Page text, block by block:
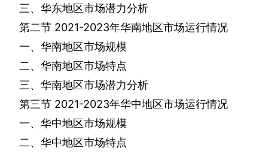
三、华东地区市场潜力分析
第二节 2021-2023年华南地区市场运行情况
一、华南地区市场规模
二、华南地区市场特点
三、华南地区市场潜力分析
第三节 2021-2023年华中地区市场运行情况
一、华中地区市场规模
二、华中地区市场特点